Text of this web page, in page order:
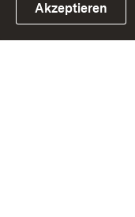
Link zum
Akzeptieren